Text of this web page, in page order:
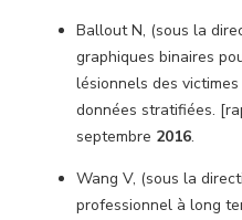
Ballout N, (sous la
graphiques binaires
lésionnels des
données stratifiées.
septembre 2016.
Wang V, (sous la
professionnel à long